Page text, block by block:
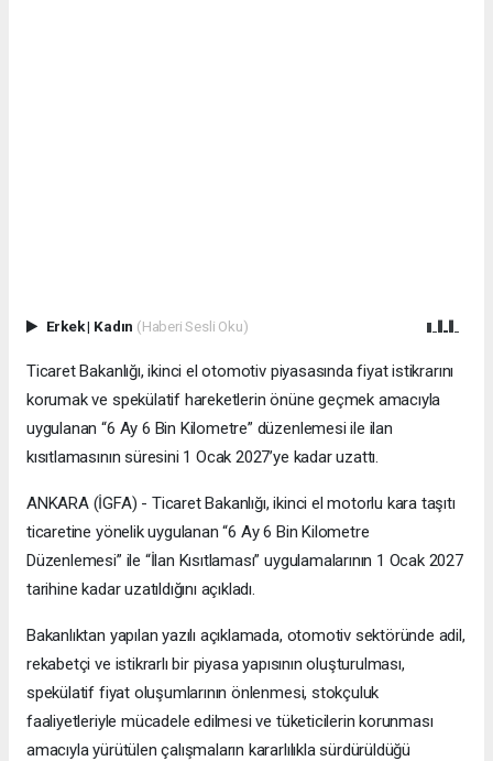
Erkek| Kadın (Haberi Sesli Oku)
Ticaret Bakanlığı, ikinci el otomotiv piyasasında fiyat istikrarını
korumak ve spekülatif hareketlerin önüne geçmek amacıyla
uygulanan “6 Ay 6 Bin Kilometre” düzenlemesi ile ilan
kısıtlamasının süresini 1 Ocak 2027’ye kadar uzattı.
ANKARA (İGFA) - Ticaret Bakanlığı, ikinci el motorlu kara taşıtı
ticaretine yönelik uygulanan “6 Ay 6 Bin Kilometre
Düzenlemesi” ile “İlan Kısıtlaması” uygulamalarının 1 Ocak 2027
tarihine kadar uzatıldığını açıkladı.
Bakanlıktan yapılan yazılı açıklamada, otomotiv sektöründe adil,
rekabetçi ve istikrarlı bir piyasa yapısının oluşturulması,
spekülatif fiyat oluşumlarının önlenmesi, stokçuluk
faaliyetleriyle mücadele edilmesi ve tüketicilerin korunması
amacıyla yürütülen çalışmaların kararlılıkla sürdürüldüğü